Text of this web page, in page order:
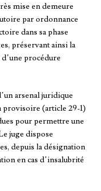
mise en demeure
par ordonnance
dans sa phase
préservant ainsi la
procédure
arsenal juridique
(article 29-1)
pour permettre une
juge dispose
depuis la désignation
en cas d’insalubrité